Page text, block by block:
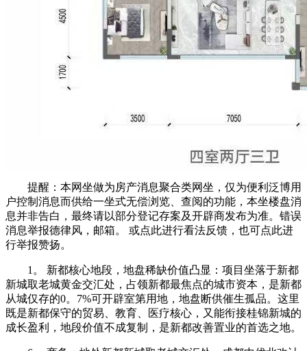
提醒：本网坐做为房产消息聚合类网坐，仅为便利泛博用
户控制消息而供给一坐式无偿浏览、查阅的功能，本坐楼盘消
息并非告白，最终请以部分登记存案及开辟商发布为准。错误
消息举报德律风，邮箱。 或点此进行看法反馈，也可点此进
行举报赞扬。
1。 新都核心地段，地盘稀缺价值凸显：项目坐落于新都
新城取老城黄金交汇处，占领新都最焦点的城市资本，是新都
从城仅存的0。7%可开辟室第用地，地盘断供催生孤品。这里
既是新都保守的贸易、教育、医疗核心，又能衔接桂锦新城的
成长盈利，地段价值不成复制，是新都改善置业的首选之地。